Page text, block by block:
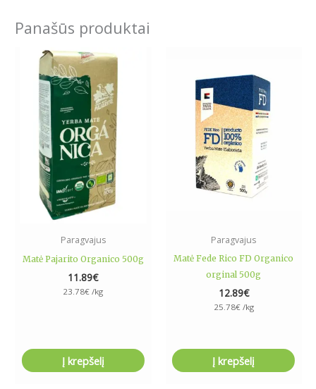
Panašūs produktai
Paragvajus
Matė Pajarito Organico 500g
11.89€
23.78€ /kg
Į krepšelį
Paragvajus
Matė Fede Rico FD Organico
orginal 500g
12.89€
25.78€/kg
Į krepšelį